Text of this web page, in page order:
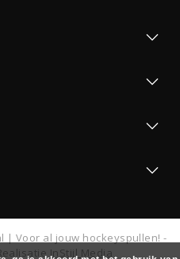
| Voor al jouw hockeyspullen! -
InStijl Media